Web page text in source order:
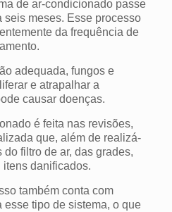
de ar-condicionado passe
seis meses. Esse processo
da frequência de
adequada, fungos e
e atrapalhar a
causar doenças.
é feita nas revisões,
que, além de realizá-
do filtro de ar, das grades,
danificados.
também conta com
esse tipo de sistema, o que